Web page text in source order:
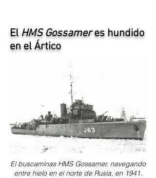
El HMS Gossameres hundido
en el Ártico
El buscaminas HMS Gossamer, navegando
entre hielo en el norte de Rusia, en 1941.